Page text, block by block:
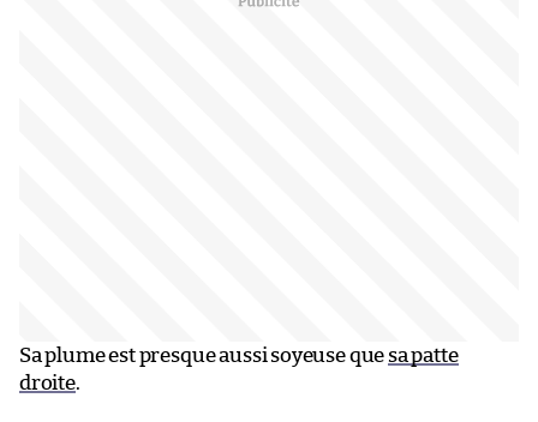
Sa plume est presque aussi soyeuse que sa patte
droite.